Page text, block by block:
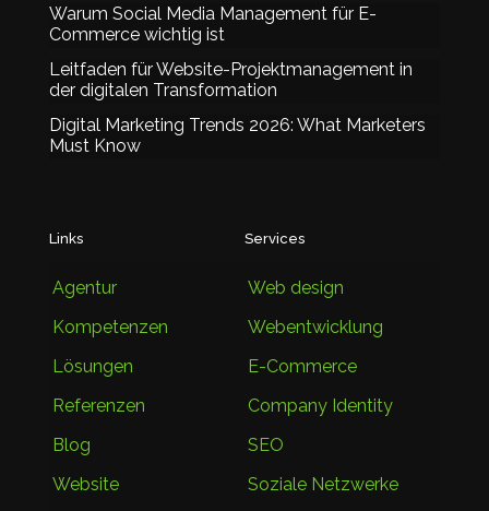
Warum Social Media Management für E-
Commerce wichtig ist
Leitfaden für Website-Projektmanagement in
der digitalen Transformation
Digital Marketing Trends 2026: What Marketers
Must Know
Links
Agentur
Kompetenzen
Lösungen
Referenzen
Blog
Website
Services
Web design
Webentwicklung
E-Commerce
Company Identity
SEO
Soziale Netzwerke